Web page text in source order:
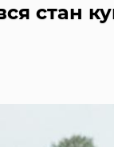
стан